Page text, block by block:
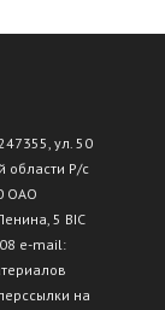
ул. 50
области Р/с
ОАО
5 BIC
e-mail:
на